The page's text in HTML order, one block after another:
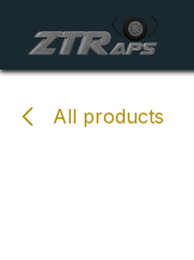
All products